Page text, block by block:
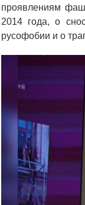
проявлениям
2014 года, о
русофобии и о